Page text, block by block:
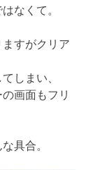
なくて。
すがクリア
しまい、
画面もフリ
具合。